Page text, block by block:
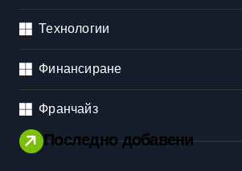
Технологии
Финансиране
Франчайз
Последно добавени